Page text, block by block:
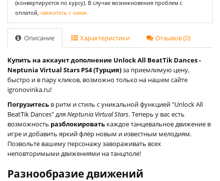
(конвертируется по курсу). В случае возникновения проблем с
оплатой, свяжитесь с нами.
Описание Характеристики Отзывов (0)
Купить на аккаунт дополнение Unlock All BeatTik Dances -
Neptunia Virtual Stars PS4 (Турция)за приемлимую цену,
быстро и в пару кликов, возможно только на нашем сайте
igronovinka.ru!
Погрузитесь в ритм и стиль с уникальной функцией "Unlock All
BeatTik Dances" для Neptunia Virtual Stars. Теперь у вас есть
возможность разблокировать каждое танцевальное движение в
игре и добавить яркий флёр новым и известным мелодиям.
Позвольте вашему персонажу завораживать всех
неповторимыми движениями на танцполе!
Разнообразие движений